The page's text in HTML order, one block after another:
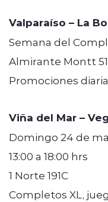
Valparaíso – La
Semana del
Almirante Montt 51
Promociones
Viña del Mar –
Domingo 24 de
13:00 a 18:00 hrs
1 Norte 191C
Completos XL,